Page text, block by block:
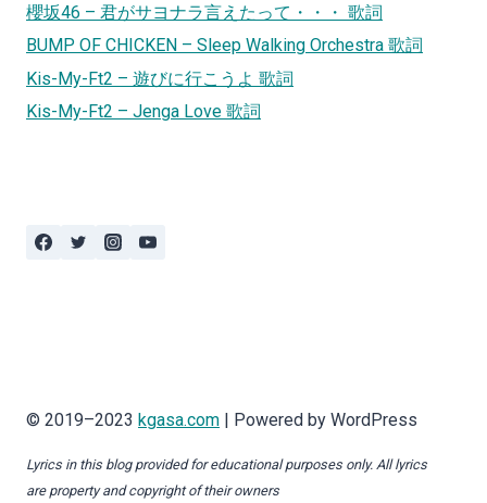
櫻坂46 – 君がサヨナラ言えたって・・・ 歌詞
BUMP OF CHICKEN – Sleep Walking Orchestra 歌詞
Kis-My-Ft2 – 遊びに行こうよ 歌詞
Kis-My-Ft2 – Jenga Love 歌詞
© 2019–2023 kgasa.com | Powered by WordPress
Lyrics in this blog provided for educational purposes only. All lyrics
are property and copyright of their owners